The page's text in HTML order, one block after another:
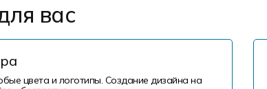
вас
цвета и логотипы. Создание дизайна на